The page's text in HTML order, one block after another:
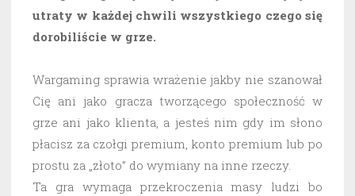
utraty w każdej chwili wszystkiego czego się
dorobiliście w grze.
Wargaming sprawia wrażenie jakby nie szanował
Cię ani jako gracza tworzącego społeczność w
grze ani jako klienta, a jesteś nim gdy im słono
płacisz za czołgi premium, konto premium lub po
prostu za „złoto” do wymiany na inne rzeczy.
Ta gra wymaga przekroczenia masy ludzi bo